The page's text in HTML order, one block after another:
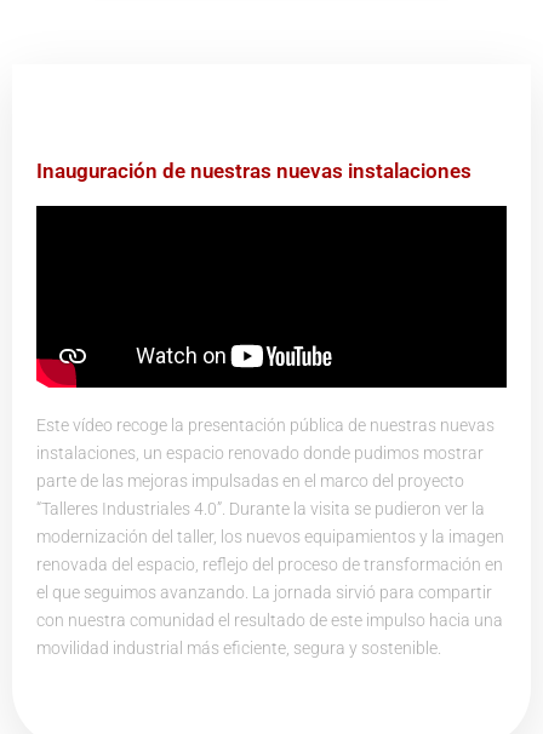
Inauguración de nuestras nuevas instalaciones
Este vídeo recoge la presentación pública de nuestras nuevas
instalaciones, un espacio renovado donde pudimos mostrar
parte de las mejoras impulsadas en el marco del proyecto
“Talleres Industriales 4.0”. Durante la visita se pudieron ver la
modernización del taller, los nuevos equipamientos y la imagen
renovada del espacio, reflejo del proceso de transformación en
el que seguimos avanzando. La jornada sirvió para compartir
con nuestra comunidad el resultado de este impulso hacia una
movilidad industrial más eficiente, segura y sostenible.